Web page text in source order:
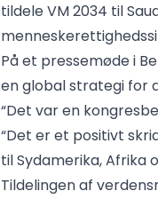
tildele VM 2034 til
På et pressemøde i
en global strategi for
“Det var en
“Det er et positivt
til Sydamerika, Afrika
Tildelingen af